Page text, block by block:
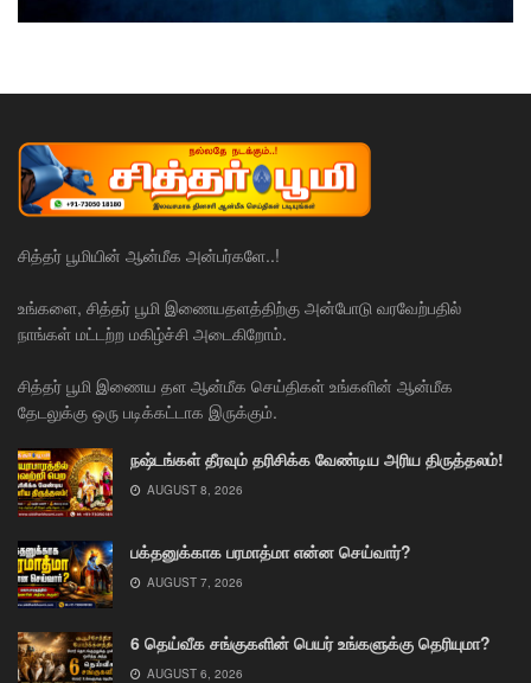
சித்தர் பூமியின் ஆன்மீக அன்பர்களே..!
உங்களை, சித்தர் பூமி இணையதளத்திற்கு அன்போடு வரவேற்பதில்
நாங்கள் மட்டற்ற மகிழ்ச்சி அடைகிறோம்.
சித்தர் பூமி இணைய தள ஆன்மீக செய்திகள் உங்களின் ஆன்மீக
தேடலுக்கு ஒரு படிக்கட்டாக இருக்கும்.
நஷ்டங்கள் தீரவும் தரிசிக்க வேண்டிய அரிய திருத்தலம்!
AUGUST 8, 2026
பக்தனுக்காக பரமாத்மா என்ன செய்வார்?
AUGUST 7, 2026
6 தெய்வீக சங்குகளின் பெயர் உங்களுக்கு தெரியுமா?
AUGUST 6, 2026